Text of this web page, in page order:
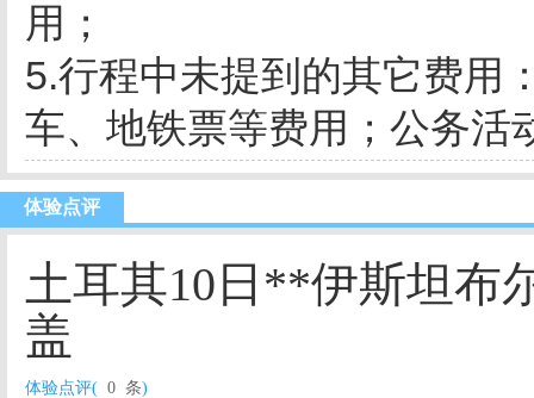
用；
5.行程中未提到的其它费用
车、地铁票等费用；公务活
体验点评
土耳其10日**伊斯坦布
盖
体验点评( 0 条)